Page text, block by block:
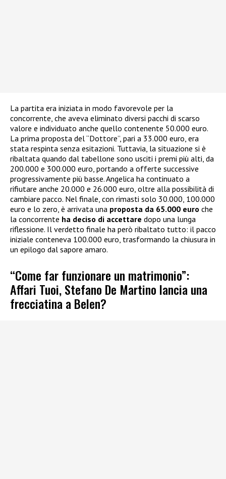
La partita era iniziata in modo favorevole per la
concorrente, che aveva eliminato diversi pacchi di scarso
valore e individuato anche quello contenente 50.000 euro.
La prima proposta del “Dottore”, pari a 33.000 euro, era
stata respinta senza esitazioni. Tuttavia, la situazione si è
ribaltata quando dal tabellone sono usciti i premi più alti, da
200.000 e 300.000 euro, portando a offerte successive
progressivamente più basse. Angelica ha continuato a
rifiutare anche 20.000 e 26.000 euro, oltre alla possibilità di
cambiare pacco. Nel finale, con rimasti solo 30.000, 100.000
euro e lo zero, è arrivata una proposta da 65.000 euro che
la concorrente ha deciso di accettare dopo una lunga
riflessione. Il verdetto finale ha però ribaltato tutto: il pacco
iniziale conteneva 100.000 euro, trasformando la chiusura in
un epilogo dal sapore amaro.
“Come far funzionare un matrimonio”:
Affari Tuoi, Stefano De Martino lancia una
frecciatina a Belen?